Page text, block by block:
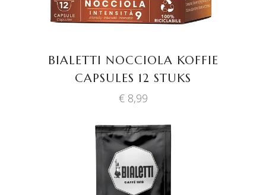
BIALETTI NOCCIOLA KOFFIE
CAPSULES 12 STUKS
€8,99